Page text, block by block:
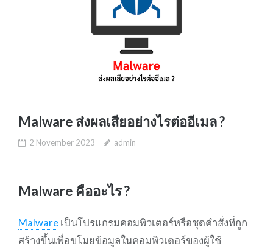
Malware ส่งผลเสียอย่างไรต่ออีเมล ?
2 November 2023 admin
Malware คืออะไร ?
Malwareเป็นโปรแกรมคอมพิวเตอร์หรือชุดคำสั่งที่ถูก
สร้างขึ้นเพื่อขโมยข้อมูลในคอมพิวเตอร์ของผู้ใช้